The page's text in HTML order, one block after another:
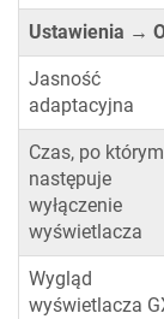
Ustawienia →
Jasność
adaptacyjna
Czas, po którym
następuje
wyłączenie
wyświetlacza
Wygląd
wyświetlacza